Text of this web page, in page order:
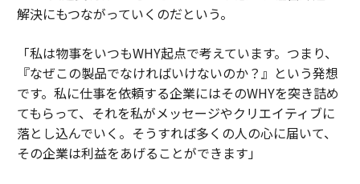
解決にもつながっていくのだという。
「私は物事をいつもWHY起点で考えています。つまり、
『なぜこの製品でなければいけないのか？』という発想
です。私に仕事を依頼する企業にはそのWHYを突き詰め
てもらって、それを私がメッセージやクリエイティブに
落とし込んでいく。そうすれば多くの人の心に届いて、
その企業は利益をあげることができます」